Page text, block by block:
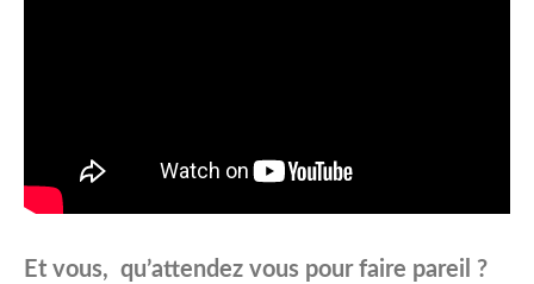
Et vous, qu’attendez vous pour faire pareil ?